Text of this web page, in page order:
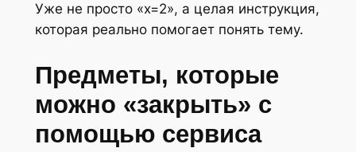
Уже не просто «x=2», а целая инструкция,
которая реально помогает понять тему.
Предметы, которые
можно «закрыть» с
помощью сервиса